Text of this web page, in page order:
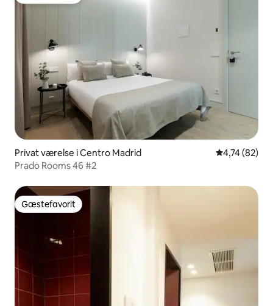
Privat værelse i Centro Madrid 4,74 ud af 5
4,74 (82)
Prado Rooms 46 #2
Gæstefavorit
Gæstefavorit